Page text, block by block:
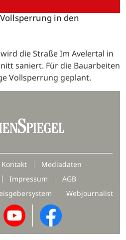
in den
die Straße Im Avelertal in
saniert. Für die Bauarbeiten
Vollsperrung geplant.
Kontakt
Mediadaten
Impressum
AGB
Webjournalist